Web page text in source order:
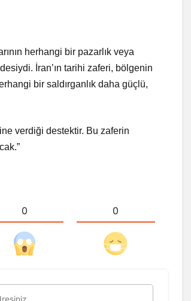
herhangi bir pazarlık veya
İran’ın tarihi zaferi, bölgenin
bir saldırganlık daha güçlü,
verdiği destektir. Bu zaferin
0 0